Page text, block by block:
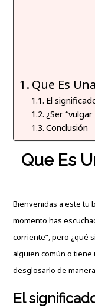
Que Es
El
¿Ser
Conclusión
Que Es
Bienvenidas a este tu
momento has
corriente”, pero ¿qué
alguien común o tiene
desglosarlo de
El